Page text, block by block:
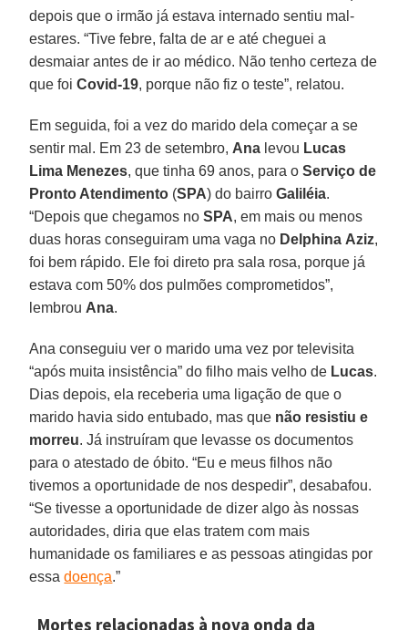
depois que o irmão já estava internado sentiu mal-
estares. “Tive febre, falta de ar e até cheguei a
desmaiar antes de ir ao médico. Não tenho certeza de
que foi Covid-19, porque não fiz o teste”, relatou.
Em seguida, foi a vez do marido dela começar a se
sentir mal. Em 23 de setembro, Ana levou Lucas
Lima Menezes, que tinha 69 anos, para oServiço de
Pronto Atendimento (SPA) do bairroGaliléia.
“Depois que chegamos noSPA, em mais ou menos
duas horas conseguiram uma vaga no Delphina Aziz,
foi bem rápido. Ele foi direto pra sala rosa, porque já
estava com 50% dos pulmões comprometidos”,
lembrou Ana.
Ana conseguiu ver o marido uma vez por televisita
“após muita insistência” do filho mais velho de Lucas.
Dias depois, ela receberia uma ligação de que o
marido havia sido entubado, mas que não resistiu e
morreu. Já instruíram que levasse os documentos
para o atestado de óbito. “Eu e meus filhos não
tivemos a oportunidade de nos despedir”, desabafou.
“Se tivesse a oportunidade de dizer algo às nossas
autoridades, diria que elas tratem com mais
humanidade os familiares e as pessoas atingidas por
essadoença.”